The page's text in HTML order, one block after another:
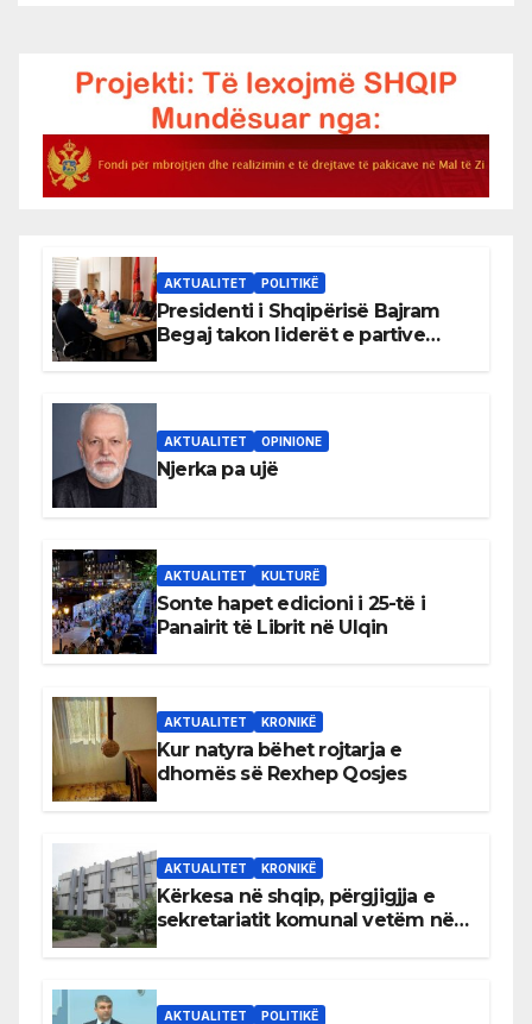
AKTUALITET POLITIKË
Presidenti i Shqipërisë Bajram
Begaj takon liderët e partive
AKTUALITET OPINIONE
Njerka pa ujë
AKTUALITET KULTURË
Sonte hapet edicioni i 25-të i
Panairit të Librit në Ulqin
AKTUALITET KRONIKË
Kur natyra bëhet rojtarja e
dhomës së Rexhep Qosjes
AKTUALITET KRONIKË
Kërkesa në shqip, përgjigjja e
sekretariatit komunal vetëm në
AKTUALITET POLITIKË